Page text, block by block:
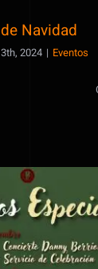
Navidad
2024 | Eventos